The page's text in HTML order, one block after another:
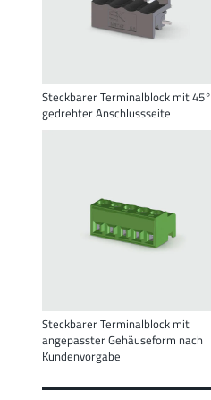
Steckbarer Terminalblock mit 45°
gedrehter Anschlussseite
Steckbarer Terminalblock mit
angepasster Gehäuseform nach
Kundenvorgabe